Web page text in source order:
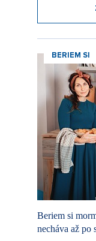
BERIEM SI
Beriem si
necháva až po